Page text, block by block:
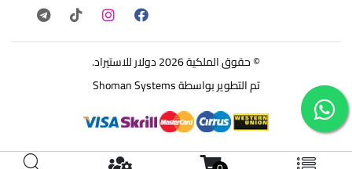
© حقوق الملكية 2026 دولار للاستيراد.
تم التطوير بواسطةShoman Systems